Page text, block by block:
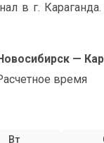
в г.
—
время
Вт